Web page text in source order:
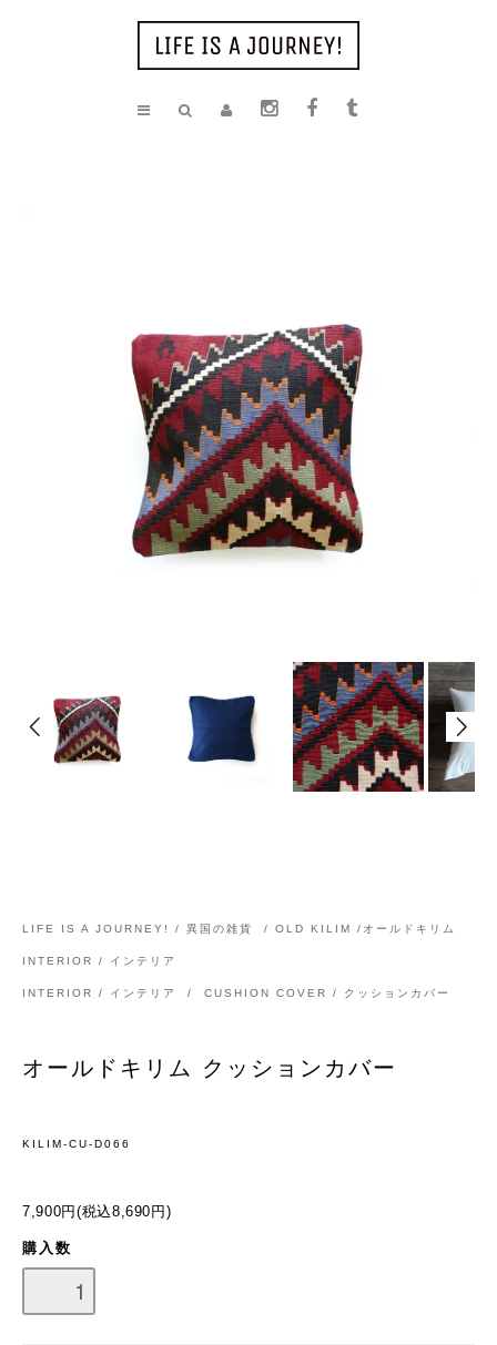
LIFE IS A JOURNEY! / 異国の雑貨 / OLD KILIM /オールドキリム
INTERIOR / インテリア
INTERIOR / インテリア / CUSHION COVER / クッションカバー
オールドキリム クッションカバー
KILIM-CU-D066
7,900円(税込8,690円)
購入数